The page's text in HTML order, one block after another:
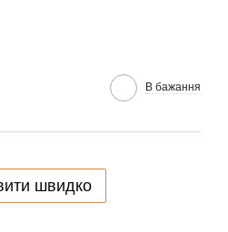
В бажання
швидко